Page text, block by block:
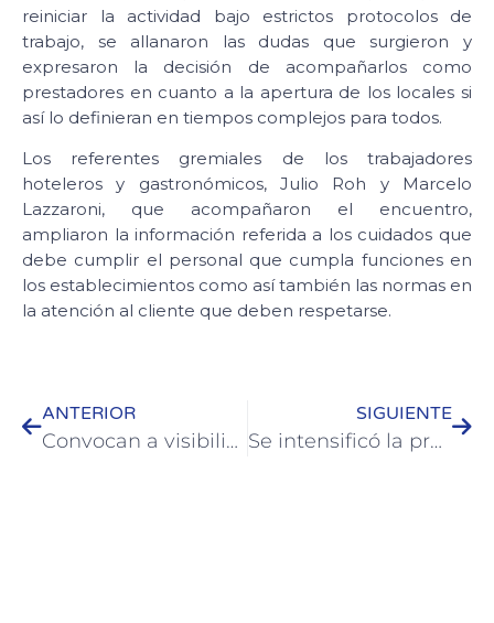
reiniciar la actividad bajo estrictos protocolos de
trabajo, se allanaron las dudas que surgieron y
expresaron la decisión de acompañarlos como
prestadores en cuanto a la apertura de los locales si
así lo definieran en tiempos complejos para todos.
Los referentes gremiales de los trabajadores
hoteleros y gastronómicos, Julio Roh y Marcelo
Lazzaroni, que acompañaron el encuentro,
ampliaron la información referida a los cuidados que
debe cumplir el personal que cumpla funciones en
los establecimientos como así también las normas en
la atención al cliente que deben respetarse.
ANTERIOR
Convocan a visibilizar la lucha contra la violencia de género
SIGUIENTE
Se intensificó la producción de verduras de estación para los comedores barriales